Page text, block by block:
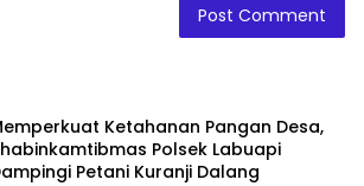
Ketahanan Pangan Desa,
Polsek Labuapi
Petani Kuranji Dalang